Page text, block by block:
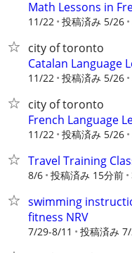
Math Lessons in
11/22 投稿済み 5/26
city of toronto
Catalan Language
11/22 投稿済み 5/26
city of toronto
French Language
11/22 投稿済み 5/26
Travel Training
8/6 投稿済み 15分前
swimming
fitness NRV
7/29-8/11 投稿済み